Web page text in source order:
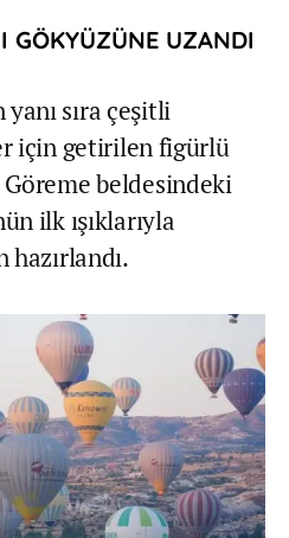
GÖKYÜZÜNE UZANDI
sıra çeşitli
için getirilen figürlü
Göreme beldesindeki
ilk ışıklarıyla